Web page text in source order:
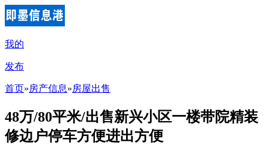
我的
发布
首页»房产信息»房屋出售
48万/80平米/出售新兴小区一楼带院精装
修边户停车方便进出方便